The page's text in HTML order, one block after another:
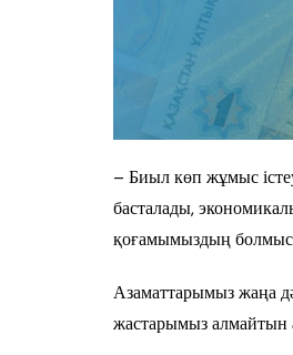
– Биыл көп жұмыс
басталады,
қоғамымыздың болмысы
Азаматтарымыз жаңа
жастарымыз алмайтын